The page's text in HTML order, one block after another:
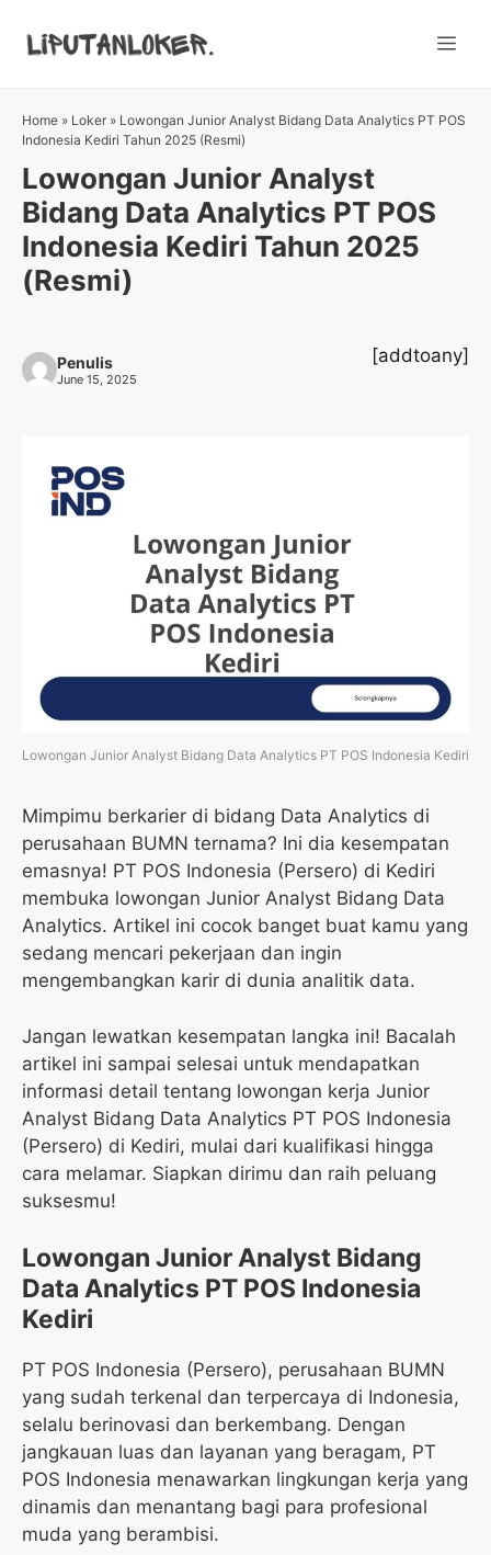
Home » Loker » Lowongan Junior Analyst Bidang Data Analytics PT POS
Indonesia Kediri Tahun 2025 (Resmi)
Lowongan Junior Analyst
Bidang Data Analytics PT POS
Indonesia Kediri Tahun 2025
(Resmi)
Penulis
June 15, 2025
[addtoany]
Lowongan Junior Analyst Bidang Data Analytics PT POS Indonesia Kediri
Mimpimu berkarier di bidang Data Analytics di
perusahaan BUMN ternama? Ini dia kesempatan
emasnya! PT POS Indonesia (Persero) di Kediri
membuka lowongan Junior Analyst Bidang Data
Analytics. Artikel ini cocok banget buat kamu yang
sedang mencari pekerjaan dan ingin
mengembangkan karir di dunia analitik data.
Jangan lewatkan kesempatan langka ini! Bacalah
artikel ini sampai selesai untuk mendapatkan
informasi detail tentang lowongan kerja Junior
Analyst Bidang Data Analytics PT POS Indonesia
(Persero) di Kediri, mulai dari kualifikasi hingga
cara melamar. Siapkan dirimu dan raih peluang
suksesmu!
Lowongan Junior Analyst Bidang
Data Analytics PT POS Indonesia
Kediri
PT POS Indonesia (Persero), perusahaan BUMN
yang sudah terkenal dan terpercaya di Indonesia,
selalu berinovasi dan berkembang. Dengan
jangkauan luas dan layanan yang beragam, PT
POS Indonesia menawarkan lingkungan kerja yang
dinamis dan menantang bagi para profesional
muda yang berambisi.